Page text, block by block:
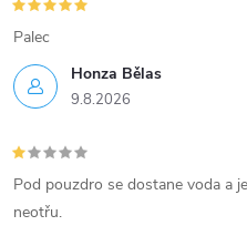
Honza Bělas
9.8.2026
Palec
Pod pouzdro se dostane voda a
neotřu.